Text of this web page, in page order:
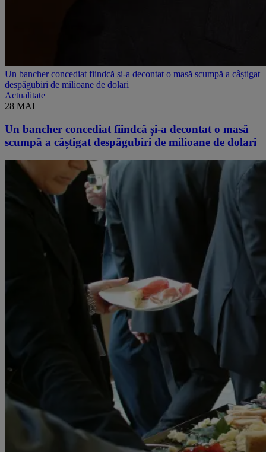
Un bancher concediat fiindcă și-a decontat o masă scumpă a câștigat
despăgubiri de milioane de dolari
Actualitate
28 MAI
Un bancher concediat fiindcă și-a decontat o masă
scumpă a câștigat despăgubiri de milioane de dolari